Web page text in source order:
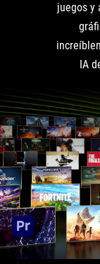
juegos y
IA